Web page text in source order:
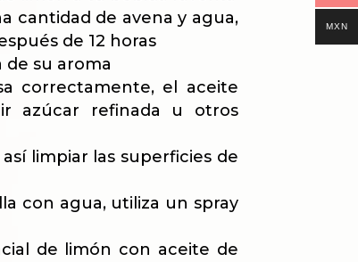
cantidad de avena y agua,
de 12 horas
de su aroma
correctamente, el aceite
azúcar refinada u otros
limpiar las superficies de
con agua, utiliza un spray
de limón con aceite de
MXN